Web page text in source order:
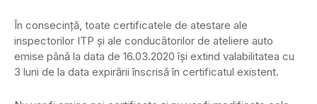
În consecință, toate certificatele de atestare ale
inspectorilor ITP și ale conducătorilor de ateliere auto
emise până la data de 16.03.2020 își extind valabilitatea cu
3 luni de la data expirării înscrisă în certificatul existent.